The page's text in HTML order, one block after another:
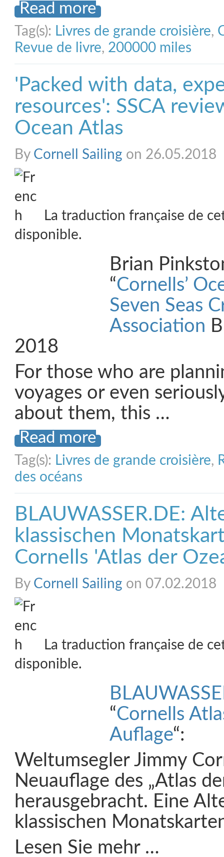
Read more
Tag(s): Livres de grande croisière,
Revue de livre, 200000 miles
'Packed with data,
resources': SSCA
Ocean Atlas
By Cornell Sailing on 26.05.2018
La traduction française de
disponible.
Brian
“Cornells’
Seven Seas
Association
2018
For those who are
voyages or even
about them, this …
Read more
Tag(s): Livres de grande croisière,
des océans
BLAUWASSER.DE:
klassischen
Cornells 'Atlas der
By Cornell Sailing on 07.02.2018
La traduction française de
disponible.
“Cornells
Auflage“:
Weltumsegler Jimmy
Neuauflage des „Atlas
herausgebracht. Eine
klassischen
Lesen Sie mehr …